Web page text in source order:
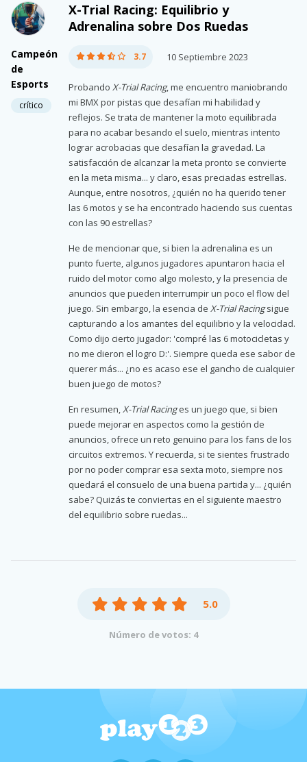
Campeón
de
Esports
crítico
X-Trial Racing: Equilibrio y
Adrenalina sobre Dos Ruedas
3.7 10 Septiembre 2023
Probando X-Trial Racing, me encuentro maniobrando
mi BMX por pistas que desafían mi habilidad y
reflejos. Se trata de mantener la moto equilibrada
para no acabar besando el suelo, mientras intento
lograr acrobacias que desafían la gravedad. La
satisfacción de alcanzar la meta pronto se convierte
en la meta misma... y claro, esas preciadas estrellas.
Aunque, entre nosotros, ¿quién no ha querido tener
las 6 motos y se ha encontrado haciendo sus cuentas
con las 90 estrellas?
He de mencionar que, si bien la adrenalina es un
punto fuerte, algunos jugadores apuntaron hacia el
ruido del motor como algo molesto, y la presencia de
anuncios que pueden interrumpir un poco el flow del
juego. Sin embargo, la esencia de X-Trial Racingsigue
capturando a los amantes del equilibrio y la velocidad.
Como dijo cierto jugador: 'compré las 6 motocicletas y
no me dieron el logro D:'. Siempre queda ese sabor de
querer más... ¿no es acaso ese el gancho de cualquier
buen juego de motos?
En resumen,X-Trial Racinges un juego que, si bien
puede mejorar en aspectos como la gestión de
anuncios, ofrece un reto genuino para los fans de los
circuitos extremos. Y recuerda, si te sientes frustrado
por no poder comprar esa sexta moto, siempre nos
quedará el consuelo de una buena partida y... ¿quién
sabe? Quizás te conviertas en el siguiente maestro
del equilibrio sobre ruedas...
5.0
Número de votos: 4